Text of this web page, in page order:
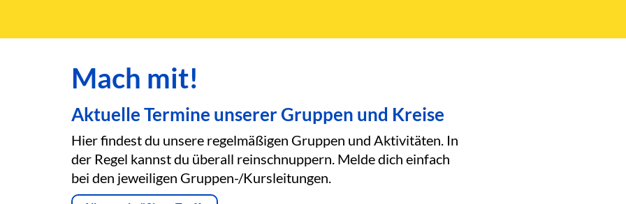
Mach mit!
Aktuelle Termine unserer Gruppen und Kreise
Hier findest du unsere regelmäßigen Gruppen und Aktivitäten. In
der Regel kannst du überall reinschnuppern. Melde dich einfach
bei den jeweiligen Gruppen-/Kursleitungen.